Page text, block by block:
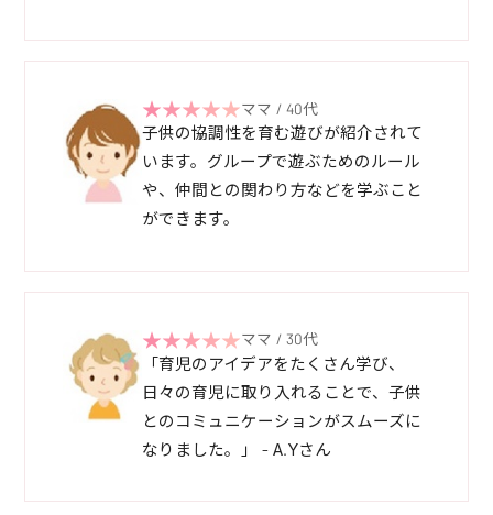
ママ / 40代
子供の協調性を育む遊びが紹介されて
います。グループで遊ぶためのルール
や、仲間との関わり方などを学ぶこと
ができます。
ママ / 30代
「育児のアイデアをたくさん学び、
日々の育児に取り入れることで、子供
とのコミュニケーションがスムーズに
なりました。」 - A.Yさん